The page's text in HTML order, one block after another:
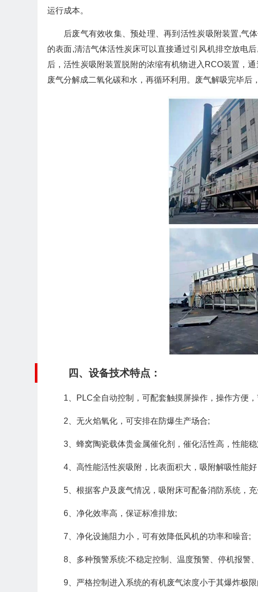
运行成本。
后废气有效收集、预处理、再到活性炭吸附装置,气
的表面,清洁气体活性炭床可以直接通过引风机排空放电
后，活性炭吸附装置脱附的浓缩有机物进入RCO装置，
废气分解成二氧化碳和水，再循环利用。废气解吸完毕后
四、设备技术特点：
1、PLC全自动控制，可配套触摸屏操作，操作方便，
2、无火焰氧化，可安排在防爆生产场合;
3、蜂窝陶瓷载体贵金属催化剂，催化活性高，性能
4、高性能活性炭吸附，比表面积大，吸附解吸性能
5、根据客户及废气情况，吸附床可配备消防系统，
6、净化效率高，保证标准排放;
7、净化设施阻力小，可有效降低风机的功率和噪音;
8、多种预警系统:不稳定控制、温度预警、停机报警
9、严格控制进入系统的有机废气浓度小于其爆炸极限